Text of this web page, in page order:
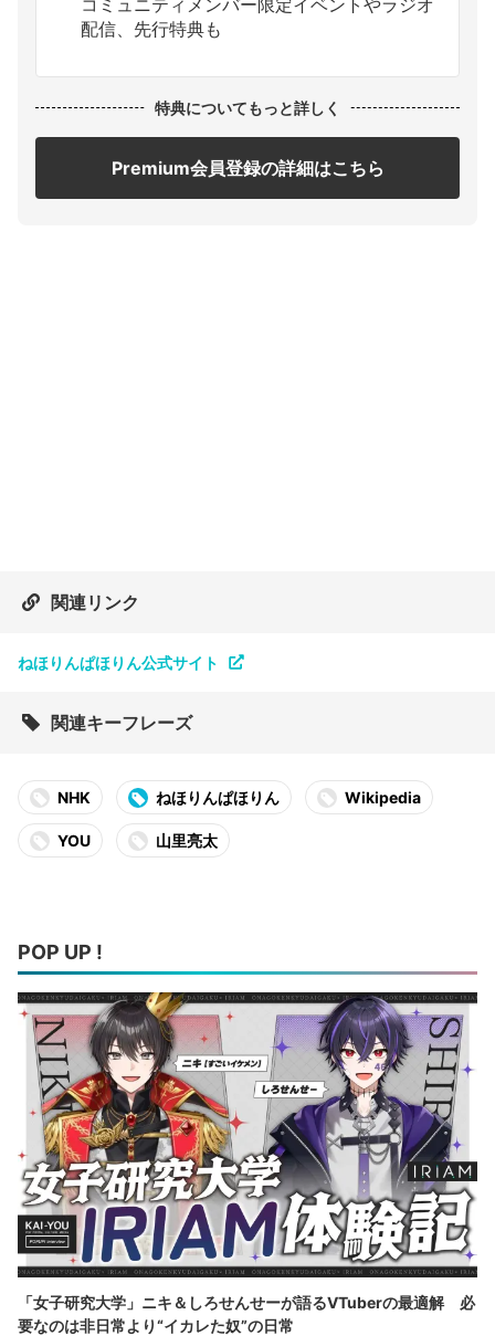
コミュニティメンバー限定イベントやラジオ
配信、先行特典も
特典についてもっと詳しく
Premium会員登録の詳細はこちら
関連リンク
ねほりんぱほりん公式サイト
関連キーフレーズ
NHK ねほりんぱほりん Wikipedia
YOU 山里亮太
POP UP !
「女子研究大学」ニキ＆しろせんせーが語るVTuberの最適解 必
要なのは非日常より“イカレた奴”の日常